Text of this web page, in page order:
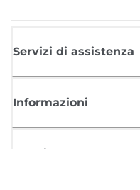
Servizi di assistenza
Informazioni
Acquisto